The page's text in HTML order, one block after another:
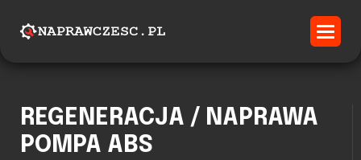
REGENERACJA / NAPRAWA
POMPA ABS